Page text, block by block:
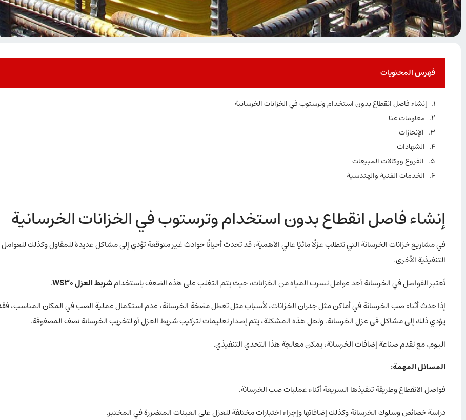
فهرس المحتويات
إنشاء فاصل انقطاع بدون استخدام وترستوب في الخزانات الخرسانية
معلومات عنا
الإنجازات
الشهادات
الفروع ووكالات المبيعات
الخدمات الفنية والهندسية
إنشاء فاصل انقطاع بدون استخدام وترستوب في الخزانات الخرسانية
في مشاريع خزانات الخرسانة التي تتطلب عزلًا مائيًا عالي الأهمية، قد تحدث أحيانًا حوادث غير متوقعة تؤدي إلى مشاكل عديدة للمقاول وكذلك للعوامل
التنفيذية الأخرى.
تُعتبر الفواصل في الخرسانة أحد عوامل تسرب المياه من الخزانات، حيث يتم التغلب على هذه الضعف باستخدامشريط العزل WS30
.
إذا حدث أثناء صب الخرسانة في أماكن مثل جدران الخزانات، لأسباب مثل تعطل مضخة الخرسانة، عدم استكمال عملية الصب في المكان المناسب،
يؤدي ذلك إلى مشاكل في عزل الخرسانة. ولحل هذه المشكلة، يتم إصدار تعليمات لتركيب شريط العزل أو لتخريب الخرسانة نصف المصفوفة.
اليوم، مع تقدم صناعة إضافات الخرسانة، يمكن معالجة هذا التحدي التنفيذي.
المسائل المهمة:
فواصل الانقطاع وطريقة تنفيذها السريعة أثناء عمليات صب الخرسانة.
دراسة خصائص وسلوك الخرسانة وكذلك إضافاتها وإجراء اختبارات مختلفة للعزل على العينات المتضررة في المختبر.